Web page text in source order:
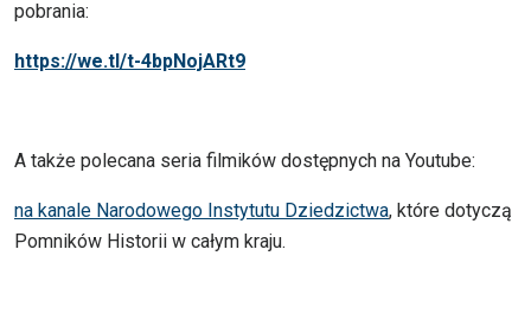
pobrania:
https://we.tl/t-4bpNojARt9
A także polecana seria filmików dostępnych na Youtube:
na kanale Narodowego Instytutu Dziedzictwa, które dotyczą
Pomników Historii w całym kraju.